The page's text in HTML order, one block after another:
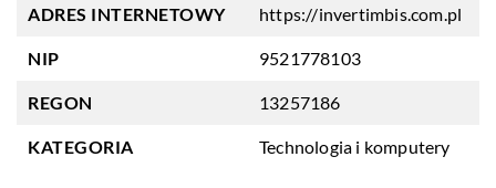
ADRES INTERNETOWY https://invertimbis.com.pl
NIP 9521778103
REGON 13257186
KATEGORIA Technologia i komputery